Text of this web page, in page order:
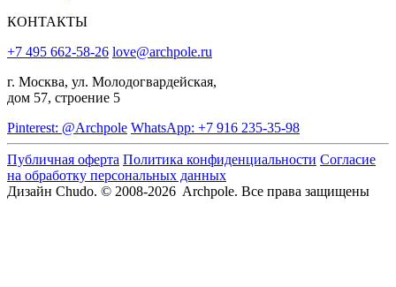
КОНТАКТЫ
+7 495 662-58-26 love@archpole.ru
г. Москва, ул. Молодогвардейская,
дом 57, строение 5
Pinterest: @Archpole WhatsApp: +7 916 235-35-98
Публичная оферта Политика конфиденциальности Согласие
на обработку персональных данных
Дизайн Chudo. © 2008-2026 Archpole. Все права защищены